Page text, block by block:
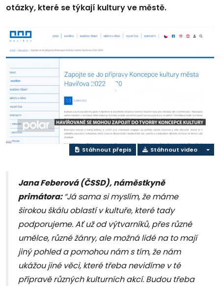
otázky, které se týkají kultury ve městě.
Přehrát
video
Stáhnout přepis Stáhnout video
Jana Feberová (ČSSD), náměstkyně
primátora:“Já sama si myslím, že máme
širokou škálu oblastí v kultuře, které tady
podporujeme. Ať už od výtvarníků, přes různé
umělce, různé žánry, ale možná lidé na to mají
jiný pohled a pomohou nám s tím, že nám
ukážou jiné věci, které třeba nevidíme v té
přípravě různých kulturních akcí. Budou třeba